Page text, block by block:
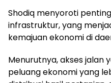
Shodiq menyoroti
infrastruktur, yang
kemajuan ekonomi di
Menurutnya, akses jalan
peluang ekonomi yang